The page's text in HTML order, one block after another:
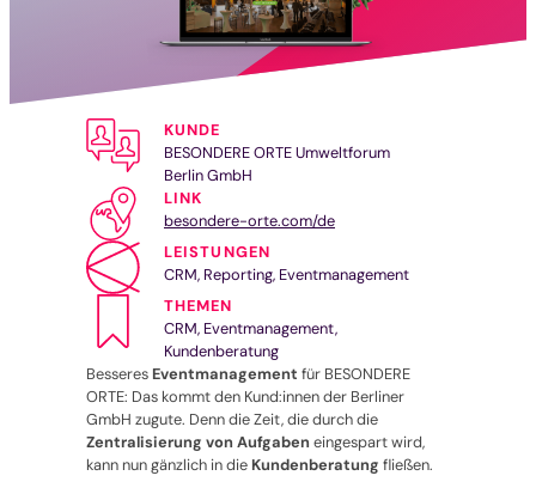
KUNDE
BESONDERE ORTE Umweltforum
Berlin GmbH
LINK
besondere-orte.com/de
LEISTUNGEN
CRM, Reporting, Eventmanagement
THEMEN
CRM, Eventmanagement,
Kundenberatung
Besseres Eventmanagement für BESONDERE
ORTE: Das kommt den Kund:innen der Berliner
GmbH zugute. Denn die Zeit, die durch die
Zentralisierung von Aufgaben eingespart wird,
kann nun gänzlich in die Kundenberatung fließen.